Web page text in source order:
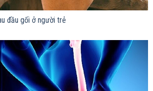
đầu gối ở người trẻ